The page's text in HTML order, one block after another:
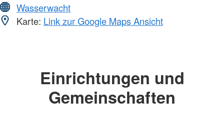
Wasserwacht
Karte: Link zur Google Maps Ansicht
Einrichtungen und
Gemeinschaften